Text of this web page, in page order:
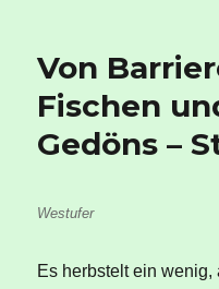
Von
Fischen
Gedöns –
Westufer
Es herbstelt ein